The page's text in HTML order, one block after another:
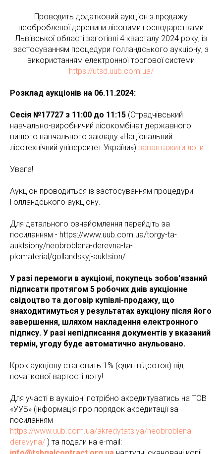
Проводить додатковий аукціон з продажу
необробленої деревини лісовими господарствами
Львівської області заготівлі 4 кварталу 2024 року, із
застосуванням процедури голландського аукціону, з
використанням електронної торгової системи
https://utsd.uub.com.ua/
Розклад аукціонів на 06.11.2024:
Сесія №17727 з 11:00 до 11:15 (Страдчівський
навчально-виробничий лісокомбінат державного
вищого навчального закладу «Національний
лісотехнічний університет України») завантажити лоти
Увага!
Аукціон проводиться із застосуванням процедури
Голландського аукціону.
Для детального ознайомлення перейдіть за
посиланням - https://www.uub.com.ua/torgy-ta-
auktsiony/neobroblena-derevna-ta-
plomaterial/gollandskyj-auktsion/
У разі перемоги в аукціоні, покупець зобов'язаний
підписати протягом 5 робочих днів аукціонне
свідоцтво та договір купівлі-продажу, що
знаходитимуться у результатах аукціону після його
завершення, шляхом накладення електронного
підпису. У разі непідписання документів у вказаний
термін, угоду буде автоматично анульовано.
Крок аукціону становить 1% (один відсоток) від
початкової вартості лоту!
Для участі в аукціоні потрібно акредитуватись на ТОВ
«УУБ» (інформація про порядок акредитації за
посиланням
https://www.uub.com.ua/akredytatsiya/neobroblena-
derevyna/ ) та подали на e-mail: